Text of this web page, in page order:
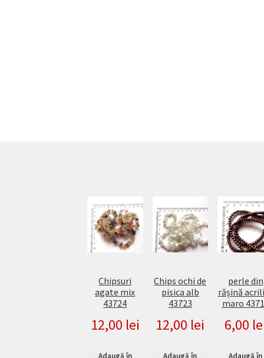
Chipsuri
agate mix
43724
12,00 lei
Chips ochi de
pisica alb
43723
12,00 lei
perle din
rășină
maro
6,00